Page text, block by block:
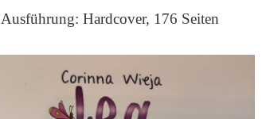
Ausführung: Hardcover, 176 Seiten